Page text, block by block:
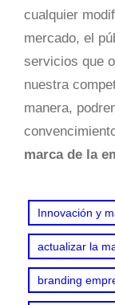
cualquier
mercado, el
servicios que
nuestra
manera,
marca de la
Innovación y
actualizar la
branding